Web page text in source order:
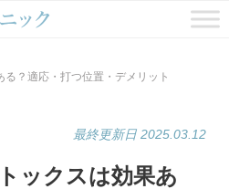
？適応・打つ位置・デメリット
最終更新日 2025.03.12
ックスは効果あ